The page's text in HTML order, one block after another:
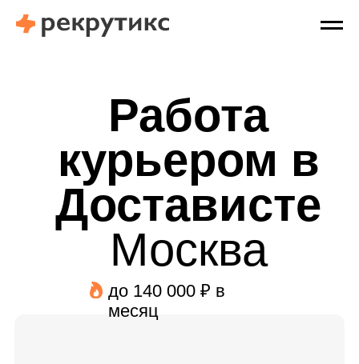
Работа
курьером в
Достависте
Москва
до 140 000 ₽ в
месяц